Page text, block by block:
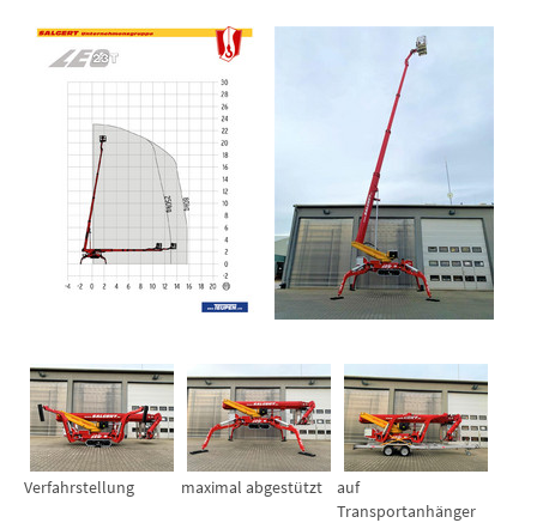
Show larger version for: Show larger version for:
Show larger version for:
Verfahrstellung
Show larger version for:
maximal abgestützt
Show larger version for:
auf
Transportanhänger